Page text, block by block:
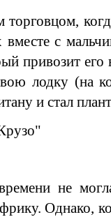
с
привозит
лодку (на
и стал
не
Однако,